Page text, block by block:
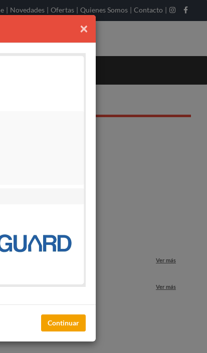
| Novedades | Ofertas | Quienes Somos | Contacto |
40x59 CM-
- 72 KG
Ver más
Ver más
×
Continuar